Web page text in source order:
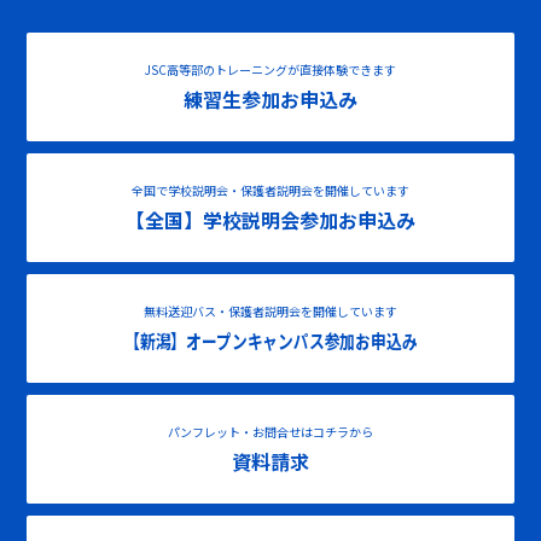
JSC高等部のトレーニングが直接体験できます
練習生参加お申込み
全国で学校説明会・保護者説明会を開催しています
【全国】学校説明会参加お申込み
無料送迎バス・保護者説明会を開催しています
【新潟】オープンキャンパス参加お申込み
パンフレット・お問合せはコチラから
資料請求